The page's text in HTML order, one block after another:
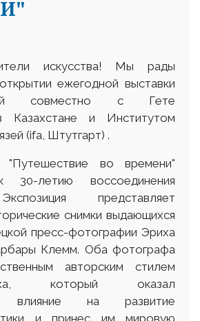
искусства! Мы рады
ежегодной выставки
совместно с Гете
Казахстане и Институтом
(ifa, Штутгарт) .
"Путешествие во времени"
30-летию воссоединения
представляет
снимки выдающихся
пресс-фотографии Эриха
Клемм. Оба фотографа
авторским стилем
который оказал
влияние на развитие
и принес им мировую